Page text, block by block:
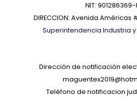
NIT: 901286369-
DIRECCION: Avenida Américas
Superintendencia Industria
Dirección de notificación
Teléfono de notificacion